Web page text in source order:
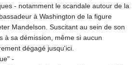
KZT 540.233287
LAK
26025.676609
LBP
103223.017367
- notamment le scandale autour de la
à Washington de la figure
Mandelson. Suscitant au sein de son
à sa démission, même si aucun
dégagé jusqu'ici.
-